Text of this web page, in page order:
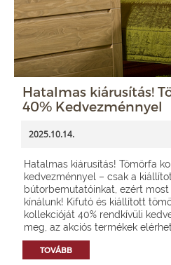
Hatalmas kiárusítás!
40% Kedvezménnyel
2025.10.14.
Hatalmas kiárusítás! Tömörfa
kedvezménnyel – csak a
bútorbemutatóinkat, ezért
kínálunk! Kifutó és kiállított
kollekcióját 40% rendkívüli
meg, az akciós termékek
TOVÁBB